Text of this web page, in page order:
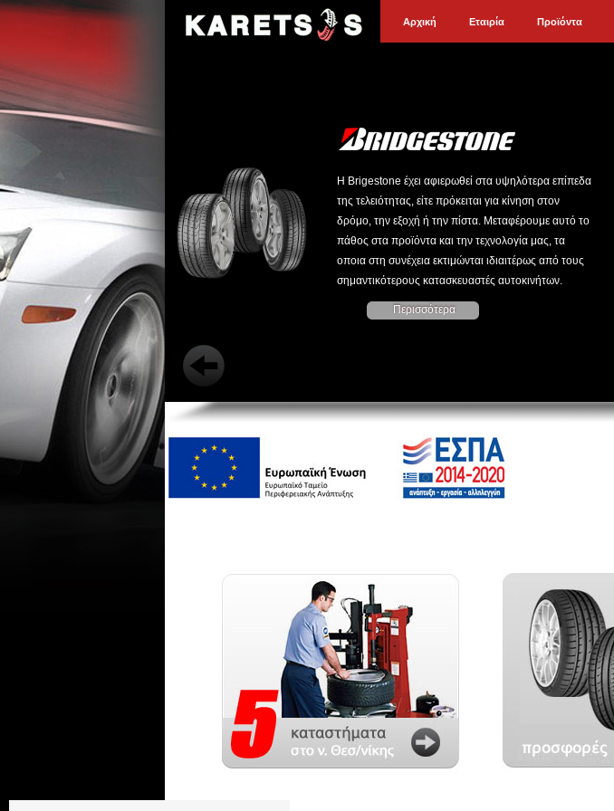
Αρχική Εταιρία Προϊόντα
Η Brigestone έχει αφιερωθεί στα υψηλότερα επίπεδα
της τελειότητας, είτε πρόκειται για κίνηση στον
δρόμο, την εξοχή ή την πίστα. Μεταφέρουμε αυτό το
πάθος στα προϊόντα και την τεχνολογία μας, τα
οποια στη συνέχεια εκτιμώνται ιδιαιτέρως από τους
σημαντικότερους κατασκευαστές αυτοκινήτων.
Περισσότερα